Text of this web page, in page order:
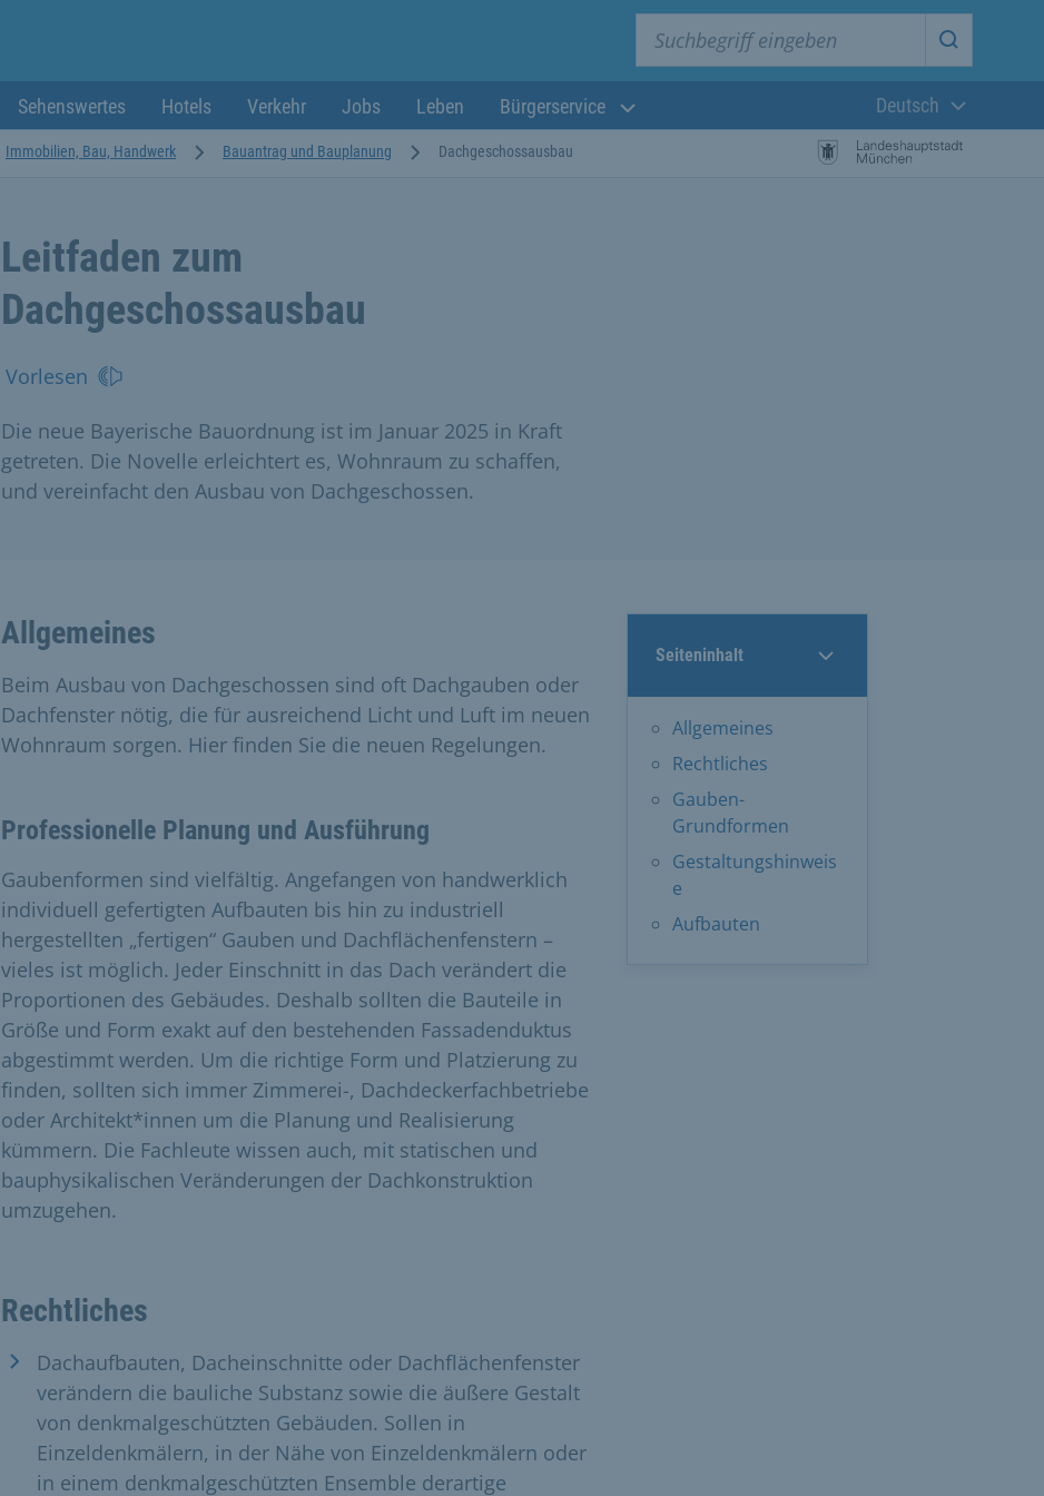
Suche
Sehenswertes Hotels Verkehr Jobs Leben Bürgerservice
Aktuelle
Deutsch
Immobilien, Bau, Handwerk Bauantrag und Bauplanung Dachgeschossausbau
Leitfaden zum
Dachgeschossausbau
Vorlesen
Die neue Bayerische Bauordnung ist im Januar 2025 in Kraft
getreten. Die Novelle erleichtert es, Wohnraum zu schaffen,
und vereinfacht den Ausbau von Dachgeschossen.
Seiteninhalt
Allgemeines
Rechtliches
Gauben-
Grundformen
Gestaltungshinweis
e
Aufbauten
Allgemeines
Beim Ausbau von Dachgeschossen sind oft Dachgauben oder
Dachfenster nötig, die für ausreichend Licht und Luft im neuen
Wohnraum sorgen. Hier finden Sie die neuen Regelungen.
Professionelle Planung und Ausführung
Gaubenformen sind vielfältig. Angefangen von handwerklich
individuell gefertigten Aufbauten bis hin zu industriell
hergestellten „fertigen“ Gauben und Dachflächenfenstern –
vieles ist möglich. Jeder Einschnitt in das Dach verändert die
Proportionen des Gebäudes. Deshalb sollten die Bauteile in
Größe und Form exakt auf den bestehenden Fassadenduktus
abgestimmt werden. Um die richtige Form und Platzierung zu
finden, sollten sich immer Zimmerei-, Dachdeckerfachbetriebe
oder Architekt*innen um die Planung und Realisierung
kümmern. Die Fachleute wissen auch, mit statischen und
bauphysikalischen Veränderungen der Dachkonstruktion
umzugehen.
Rechtliches
Dachaufbauten, Dacheinschnitte oder Dachflächenfenster
verändern die bauliche Substanz sowie die äußere Gestalt
von denkmalgeschützten Gebäuden. Sollen in
Einzeldenkmälern, in der Nähe von Einzeldenkmälern oder
in einem denkmalgeschützten Ensemble derartige